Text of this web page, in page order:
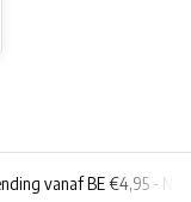
vanaf BE €4,95 - NL